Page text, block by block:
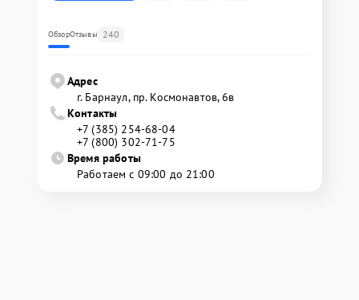
ОбзорОтзывы 240
Адрес
г. Барнаул, ​пр. Космонавтов, 6в
Контакты
+7 (385) 254-68-04
+7 (800) 302-71-75
Время работы
Работаем с 09:00 до 21:00